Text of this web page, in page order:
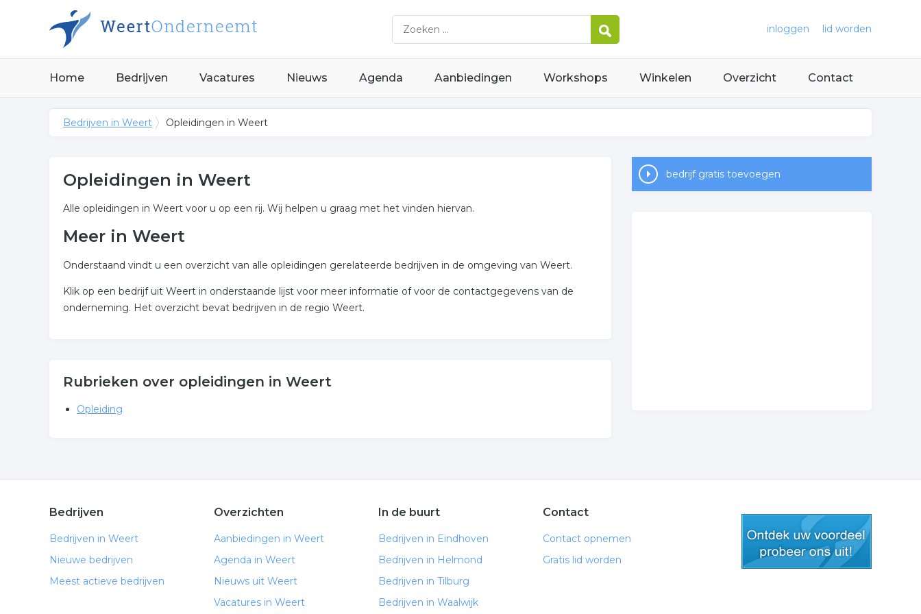
inloggen lid worden
Home Bedrijven Vacatures Nieuws Agenda Aanbiedingen Workshops Winkelen Overzicht Contact
Bedrijven in Weert Opleidingen in Weert
Opleidingen in Weert
Alle opleidingen in Weert voor u op een rij. Wij helpen u graag met het vinden hiervan.
Meer in Weert
Onderstaand vindt u een overzicht van alle opleidingen gerelateerde bedrijven in de omgeving van Weert.
Klik op een bedrijf uit Weert in onderstaande lijst voor meer informatie of voor de contactgegevens van de
onderneming. Het overzicht bevat bedrijven in de regio Weert.
Rubrieken over opleidingen in Weert
Opleiding
bedrijf gratis toevoegen
Bedrijven
Bedrijven in Weert
Nieuwe bedrijven
Meest actieve bedrijven
Overzichten
Aanbiedingen in Weert
Agenda in Weert
Nieuws uit Weert
Vacatures in Weert
In de buurt
Bedrijven in Eindhoven
Bedrijven in Helmond
Bedrijven in Tilburg
Bedrijven in Waalwijk
Contact
Contact opnemen
Gratis lid worden